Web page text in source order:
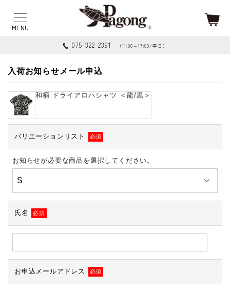
075-322-2391 （11:00～17:00/平日）
入荷お知らせメール申込
和柄 ドライアロハシャツ ＜龍/黒＞
バリエーションリスト 必須
お知らせが必要な商品を選択してください。
氏名 必須
お申込メールアドレス 必須